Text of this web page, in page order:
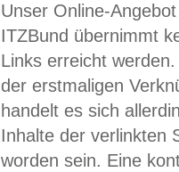
Unser Online-
ITZBund übernimmt
Links erreicht
der erstmaligen
handelt es sich
Inhalte der verlinkten
worden sein. Eine